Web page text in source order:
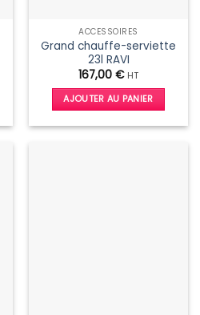
ACCESSOIRES
Grand chauffe-serviette
23l RAVI
167,00 € HT
AJOUTER AU PANIER